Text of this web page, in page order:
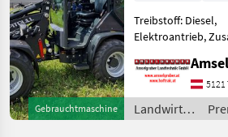
Gebrauchtmaschine
Treibstoff: Diesel,
Elektroantrieb,
Zugmaul,
hydr.
Auch mit Kabine
5121
Landwirtsch.
Motorfahrzeuge